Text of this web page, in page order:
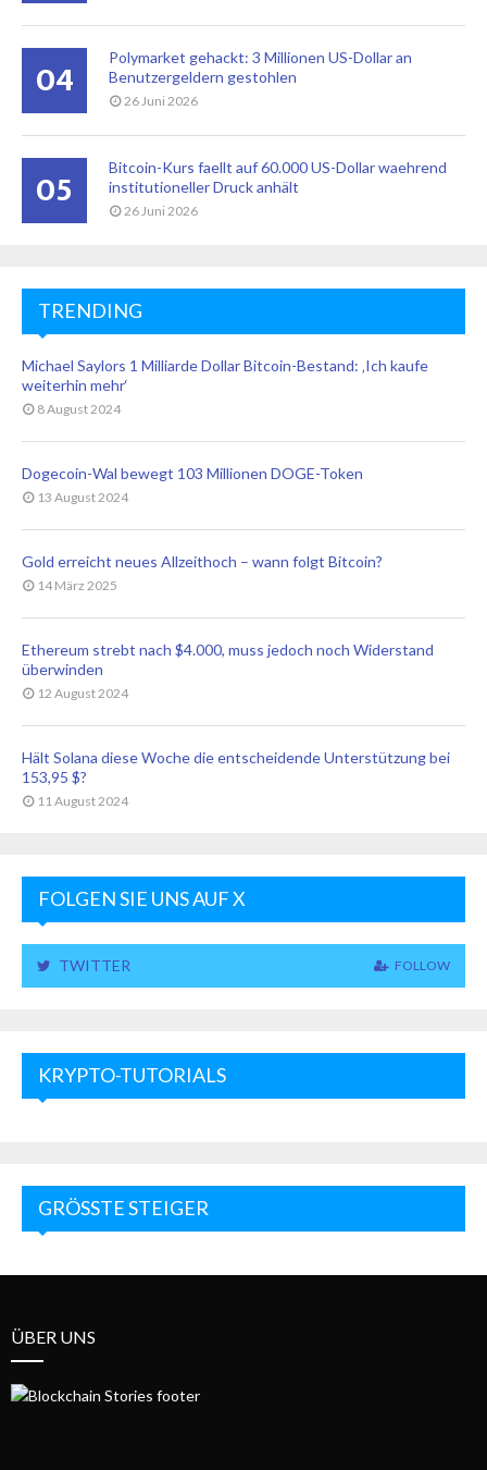
04
Polymarket gehackt: 3 Millionen US-Dollar an
Benutzergeldern gestohlen
26 Juni 2026
05
Bitcoin-Kurs faellt auf 60.000 US-Dollar waehrend
institutioneller Druck anhält
26 Juni 2026
TRENDING
Michael Saylors 1 Milliarde Dollar Bitcoin-Bestand: ‚Ich kaufe
weiterhin mehr‘
8 August 2024
Dogecoin-Wal bewegt 103 Millionen DOGE-Token
13 August 2024
Gold erreicht neues Allzeithoch – wann folgt Bitcoin?
14 März 2025
Ethereum strebt nach $4.000, muss jedoch noch Widerstand
überwinden
12 August 2024
Hält Solana diese Woche die entscheidende Unterstützung bei
153,95 $?
11 August 2024
FOLGEN SIE UNS AUF X
TWITTER FOLLOW
KRYPTO-TUTORIALS
GRÖSSTE STEIGER
ÜBER UNS